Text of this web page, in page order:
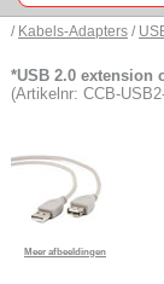
/ Kabels-Adapters /
*USB 2.0 extension
(Artikelnr: CCB-
Meer afbeeldingen